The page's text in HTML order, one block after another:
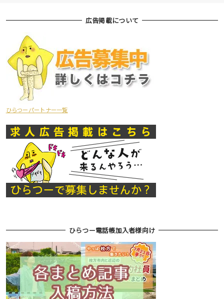
広告掲載について
ひらつーパートナー一覧
ひらつー電話帳加入者様向け